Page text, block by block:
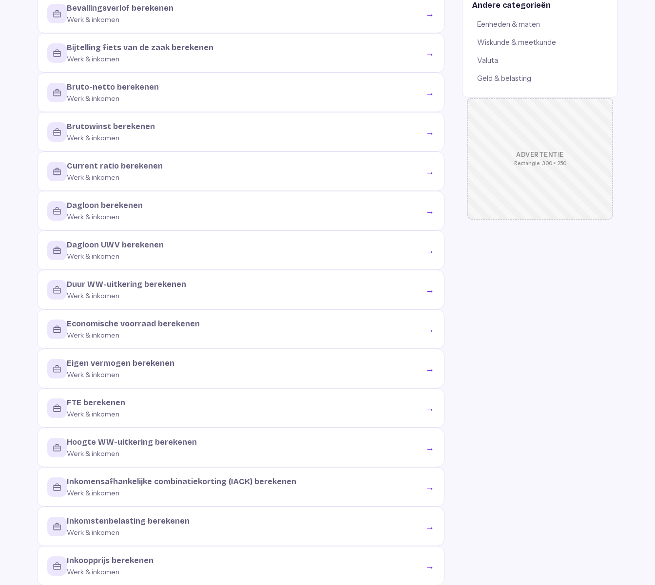
Bevallingsverlof berekenen
Werk & inkomen
→
Bijtelling fiets van de zaak berekenen
Werk & inkomen
→
Bruto-netto berekenen
Werk & inkomen
→
Brutowinst berekenen
Werk & inkomen
→
Current ratio berekenen
Werk & inkomen
→
Dagloon berekenen
Werk & inkomen
→
Dagloon UWV berekenen
Werk & inkomen
→
Duur WW-uitkering berekenen
Werk & inkomen
→
Economische voorraad berekenen
Werk & inkomen
→
Eigen vermogen berekenen
Werk & inkomen
→
FTE berekenen
Werk & inkomen
→
Hoogte WW-uitkering berekenen
Werk & inkomen
→
Inkomensafhankelijke combinatiekorting (IACK) berekenen
Werk & inkomen
→
Inkomstenbelasting berekenen
Werk & inkomen
→
Inkoopprijs berekenen
Werk & inkomen
→
Andere categorieën
Eenheden & maten
Wiskunde & meetkunde
Valuta
Geld & belasting
ADVERTENTIE
Rectangle · 300 × 250